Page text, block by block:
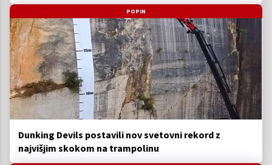
POPIN
Dunking Devils postavili nov svetovni rekord z
najvišjim skokom na trampolinu